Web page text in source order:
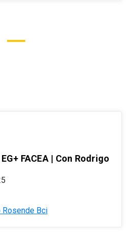
FACEA | Con Rodrigo
Bci